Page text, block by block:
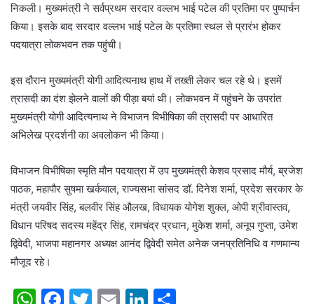
निकली। मुख्यमंत्री ने सर्वप्रथम सरदार वल्लभ भाई पटेल की प्रतिमा पर पुष्पार्चन
किया। इसके बाद सरदार वल्लभ भाई पटेल के प्रतिमा स्थल से प्रारंभ होकर
पदयात्रा लोकभवन तक पहुंची।
इस दौरान मुख्यमंत्री योगी आदित्यनाथ हाथ में तख्ती लेकर चल रहे थे। इसमें
त्रासदी का दंश झेलने वालों की पीड़ा बयां थी। लोकभवन में पहुंचने के उपरांत
मुख्यमंत्री योगी आदित्यनाथ ने विभाजन विभीषिका की त्रासदी पर आधारित
अभिलेख प्रदर्शनी का अवलोकन भी किया।
विभाजन विभीषिका स्मृति मौन पदयात्रा में उप मुख्यमंत्री केशव प्रसाद मौर्य, ब्रजेश
पाठक, महापौर सुषमा खर्कवाल, राज्यसभा सांसद डॉ. दिनेश शर्मा, प्रदेश सरकार के
मंत्री जयवीर सिंह, बलवीर सिंह औलख, विधायक योगेश शुक्ल, ओपी श्रीवास्तव,
विधान परिषद सदस्य महेंद्र सिंह, रामचंद्र प्रधान, मुकेश शर्मा, अनूप गुप्ता, उमेश
द्विवेदी, भाजपा महानगर अध्यक्ष आनंद द्विवेदी समेत अनेक जनप्रतिनिधि व गणमान्य
मौजूद रहे।